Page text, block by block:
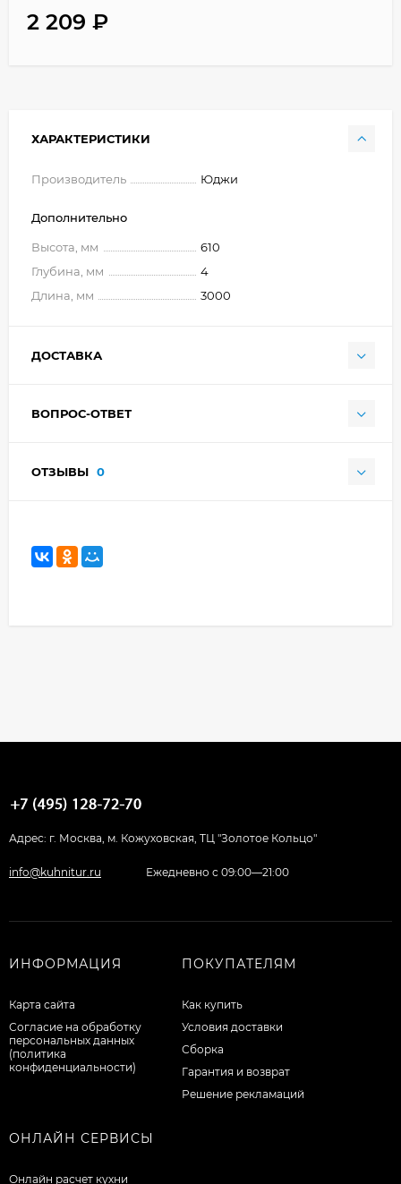
2 209 ₽
ХАРАКТЕРИСТИКИ
Производитель Юджи
Дополнительно
Высота, мм
610
Глубина, мм
4
Длина, мм
3000
ДОСТАВКА
ВОПРОС-ОТВЕТ
ОТЗЫВЫ 0
Адрес: г. Москва, м. Кожуховская, ТЦ "Золотое Кольцо"
info@kuhnitur.ru Ежедневно с 09:00—21:00
ИНФОРМАЦИЯ
Карта сайта
Согласие на обработку
персональных данных
(политика
конфиденциальности)
ПОКУПАТЕЛЯМ
Как купить
Условия доставки
Сборка
Гарантия и возврат
Решение рекламаций
ОНЛАЙН СЕРВИСЫ
Онлайн расчет кухни